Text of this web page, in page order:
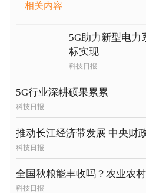
相关内容
5G助力新型电力
标实现
科技日报
5G行业深耕硕果累累
科技日报
推动长江经济带发展 中央财
科技日报
全国秋粮能丰收吗？农业农
科技日报